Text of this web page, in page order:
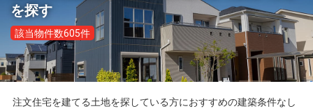
を探す
該当物件数605件
注文住宅を建てる土地を探している方におすすめの建築条件なし